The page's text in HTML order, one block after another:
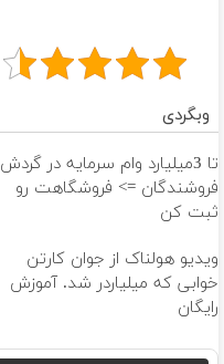
وبگردی
تا 3میلیارد وام سرمایه در گردش
فروشندگان => فروشگاهت رو
ثبت کن
ویدیو هولناک از جوان کارتن
خوابی که میلیاردر شد. آموزش
رایگان